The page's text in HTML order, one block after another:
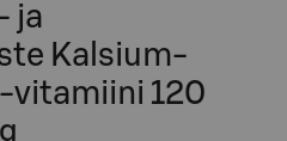
ja
Kalsium-
vitamiini 120